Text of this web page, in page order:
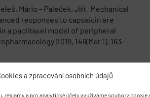
a zpracování osobních údajů
reklamy a pro analytické účely využíváme soubory cookie
Mário – Paleček, Jiří . Mechanical
responses to capsaicin are
a paclitaxel model of peripheral
2019, 146(Mar 1), 163-
– Adámek, Pavel – Paleček, Jiří . TRPV1
to mediate paclitaxel-induced c-Fos
cord dorsal horn